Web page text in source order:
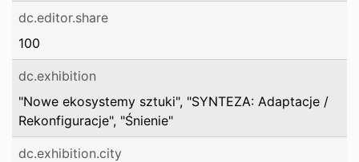
dc.editor.share
100
dc.exhibition
"Nowe ekosystemy sztuki", "SYNTEZA: Adaptacje /
Rekonfiguracje", "Śnienie"
dc.exhibition.city